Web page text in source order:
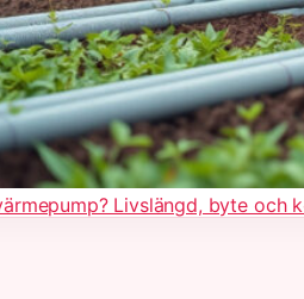
Livslängd, byte och